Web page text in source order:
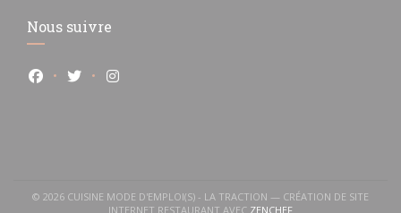
Nous suivre
Facebook ((ouvre une nouvelle fenêtre))
Twitter ((ouvre une nouvelle fenêtre))
Instagram ((ouvre une nouvelle fenêtre))
© 2026 CUISINE MODE D'EMPLOI(S) - LA TRACTION — CRÉATION DE SITE
INTERNET RESTAURANT AVEC ZENCHEF((OUVRE UNE